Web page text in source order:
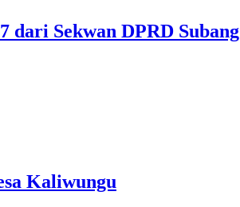
dari Sekwan DPRD Subang
Kaliwungu